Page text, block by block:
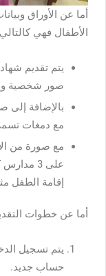
أما عن الأوراق
الأطفال فهي
يتم تقديم
صور شخصية
بالإضافة إلى
مع دمغات
مع صورة من
على 3
إقامة الطفل
أما عن خطوات التقديم على
يتم تسجيل
حساب جديد.